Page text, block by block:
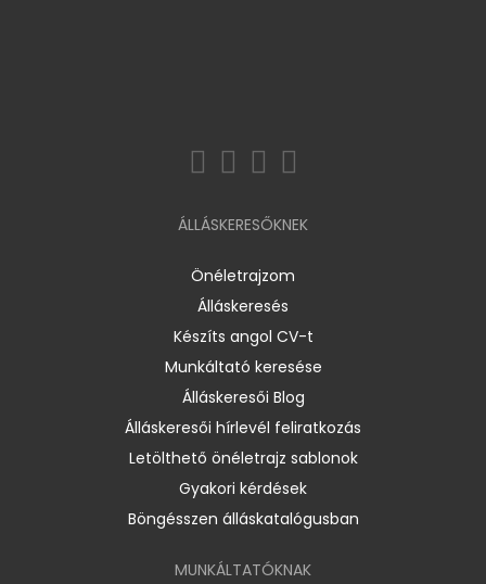
ÁLLÁSKERESŐKNEK
Önéletrajzom
Álláskeresés
Készíts angol CV-t
Munkáltató keresése
Álláskeresői Blog
Álláskeresői hírlevél feliratkozás
Letölthető önéletrajz sablonok
Gyakori kérdések
Böngésszen álláskatalógusban
MUNKÁLTATÓKNAK